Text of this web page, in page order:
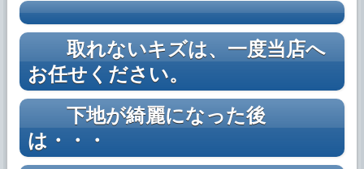
しました。
2023年11月14日
ブログに 「◆革ジャン バッジ跡リペア事例
_更新中」を追加しました。
2023年11月10日
取れないキズは、一度当店へ
お任せください。
下地が綺麗になった後
は・・・